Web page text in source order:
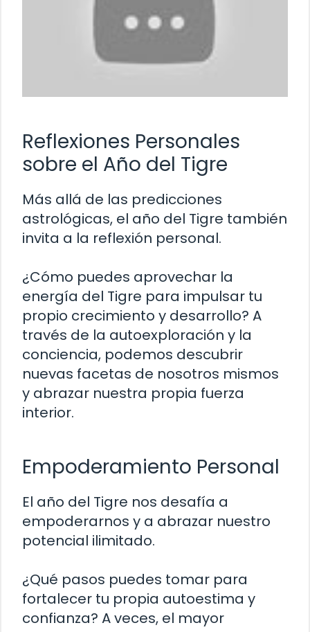
Reflexiones Personales
sobre el Año del Tigre
Más allá de las predicciones
astrológicas, el año del Tigre también
invita a la reflexión personal.
¿Cómo puedes aprovechar la
energía del Tigre para impulsar tu
propio crecimiento y desarrollo? A
través de la autoexploración y la
conciencia, podemos descubrir
nuevas facetas de nosotros mismos
y abrazar nuestra propia fuerza
interior.
Empoderamiento Personal
El año del Tigre nos desafía a
empoderarnos y a abrazar nuestro
potencial ilimitado.
¿Qué pasos puedes tomar para
fortalecer tu propia autoestima y
confianza? A veces, el mayor